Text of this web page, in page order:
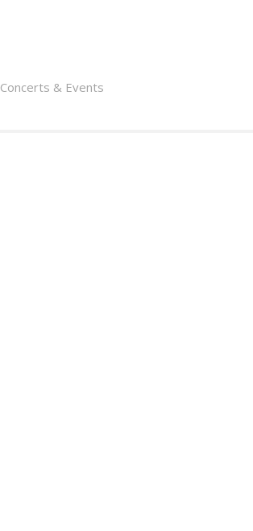
Concerts & Events